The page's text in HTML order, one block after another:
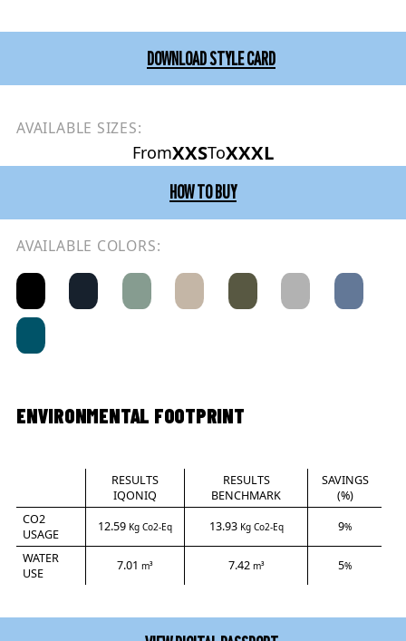
DOWNLOAD STYLE CARD
AVAILABLE SIZES:
FromXXSToXXXL
HOW TO BUY
AVAILABLE COLORS:
ENVIRONMENTAL FOOTPRINT
RESULTS
IQONIQ
RESULTS
BENCHMARK
SAVINGS
(%)
CO2
USAGE
12.59 Kg Co2-Eq 13.93 Kg Co2-Eq 9%
WATER
USE
7.01 m³ 7.42 m³ 5%